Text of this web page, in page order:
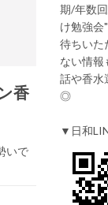
香
いで
期/年数
け勉強会
待ちいた
ない情報
話や香水
◎
▼日和